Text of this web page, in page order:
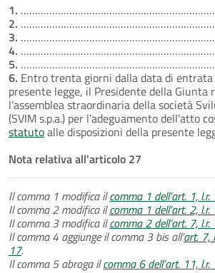
1.
2.
3.
4.
5.
6. Entro trenta giorni dalla data di
presente legge, il Presidente della Giunta
l’assemblea straordinaria della società
(SVIM s.p.a.) per l’adeguamento dell’atto
statutoalle disposizioni della presente
Nota relativa all'articolo 27
Il comma 1 modifica ilcomma 1 dell’art. 1,
Il comma 2 modifica ilcomma 1 dell’art. 2,
Il comma 3 modifica ilcomma 2 dell’art. 7,
Il comma 4 aggiunge il comma 3 bis all’art. 7,
17.
Il comma 5 abroga ilcomma 6 dell’art. 11,